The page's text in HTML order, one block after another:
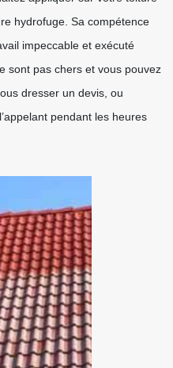
hydrofuge. Sa compétence
impeccable et exécuté
sont pas chers et vous pouvez
dresser un devis, ou
pendant les heures